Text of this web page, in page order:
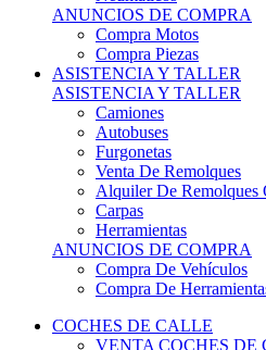
COCHES DE CALLE
VENTA COCHES DE
COMPRA COCHES
SINIESTROS DE
EL BAÚL DE LOS
FOROS DE OPINIÓN
FORO GENERAL
WRC
ERC
CERA
CERT - CERTT
CET / CER
FORO TÉCNICO
PRUEBAS DE
VIDEOS DE RALLY.
A CONTRATRAMO
TIENDA ONLINE